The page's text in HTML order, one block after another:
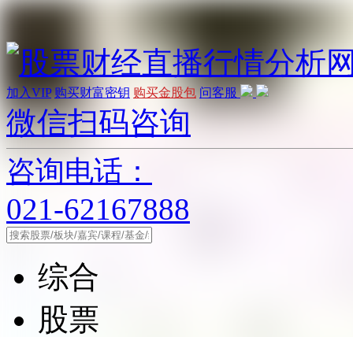
加入VIP 购买财富密钥 购买金股包 问客服
微信扫码咨询
咨询电话：
021-62167888
综合
股票